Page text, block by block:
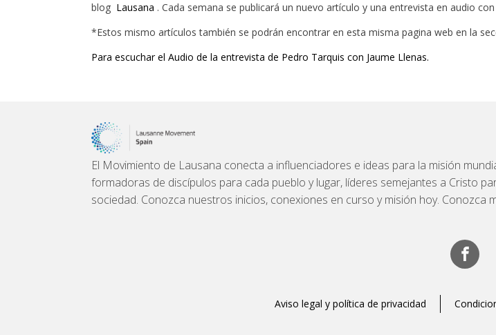
blog Lausana . Cada semana se publicará un nuevo artículo y una entrevista en audio
*Estos mismo artículos también se podrán encontrar en esta misma pagina web en la
Para escuchar el Audio de la entrevista de Pedro Tarquis con Jaume Llenas.
El Movimiento de Lausana conecta a influenciadores e ideas para la misión
formadoras de discípulos para cada pueblo y lugar, líderes semejantes a Cristo
sociedad. Conozca nuestros inicios, conexiones en curso y misión hoy. Conozca
Aviso legal y política de privacidad